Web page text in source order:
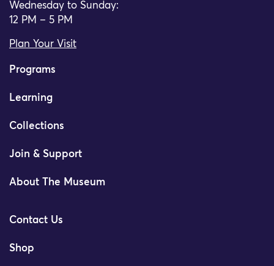
Wednesday to Sunday:
12 PM – 5 PM
Plan Your Visit
Programs
Learning
Collections
Join & Support
About The Museum
Contact Us
Shop